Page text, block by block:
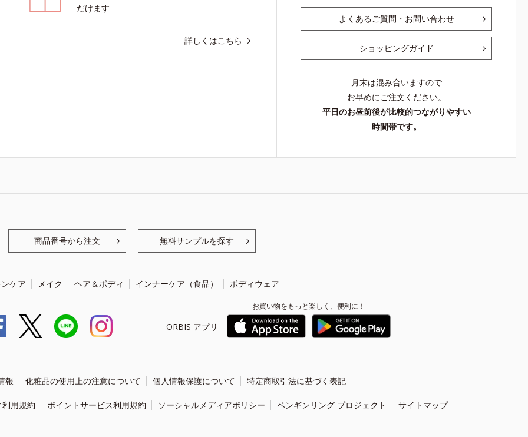
だけます
詳しくはこちら
よくあるご質問・お問い合わせ
ショッピングガイド
月末は混み合いますので
お早めにご注文ください。
平日のお昼前後が比較的つながりやすい
時間帯です。
商品番号から注文 無料サンプルを探す
ケア メイク ヘア＆ボディ インナーケア（食品） ボディウェア
ORBIS アプリ
お買い物をもっと楽しく、便利に！
報 化粧品の使用上の注意について 個人情報保護について 特定商取引法に基づく表記
用規約 ポイントサービス利用規約 ソーシャルメディアポリシー ペンギンリング プロジェクト サイトマップ